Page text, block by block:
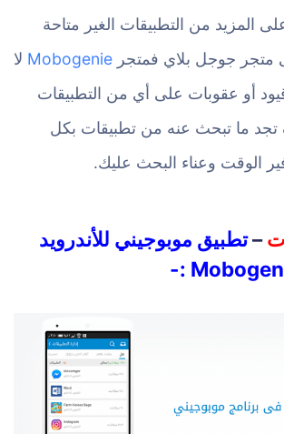
المزيد من التطبيقات الغير متاحة
متجر جوجل بلاي فمتجر Mobogenie لا
أو عقوبات على أي من التطبيقات
ما تبحث عنه من تطبيقات بكل
الوقت وعناء البحث عليك.
–تطبيق موبوجيني للأندرويد